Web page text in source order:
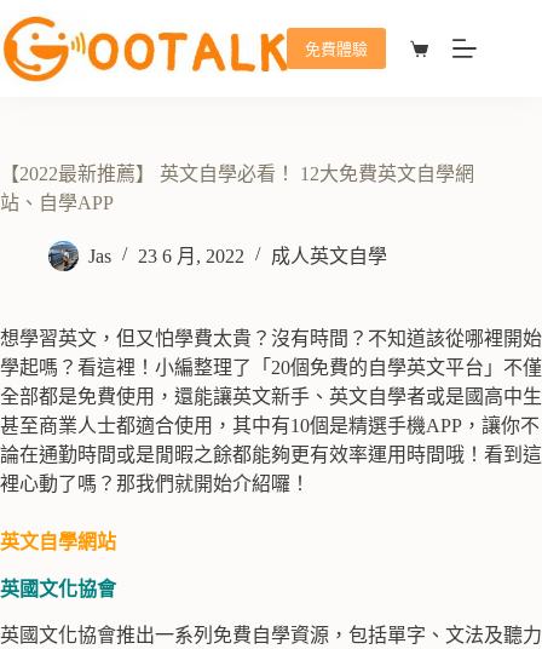
免費體驗
【2022最新推薦】 英文自學必看！ 12大免費英文自學網
站、自學APP
Jas 23 6 月, 2022 成人英文自學
想學習英文，但又怕學費太貴？沒有時間？不知道該從哪裡開始
學起嗎？看這裡！小編整理了「20個免費的自學英文平台」不僅
全部都是免費使用，還能讓英文新手、英文自學者或是國高中生
甚至商業人士都適合使用，其中有10個是精選手機APP，讓你不
論在通勤時間或是閒暇之餘都能夠更有效率運用時間哦！看到這
裡心動了嗎？那我們就開始介紹囉！
英文自學網站
英國文化協會
英國文化協會推出一系列免費自學資源，包括單字、文法及聽力